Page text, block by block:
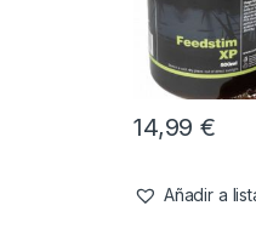
14,99€
Añadir a